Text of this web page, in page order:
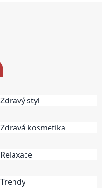
Zdravý styl
Zdravá kosmetika
Relaxace
Trendy